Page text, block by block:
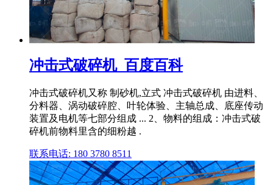
冲击式破碎机_百度百科
冲击式破碎机又称 制砂机,立式 冲击式破碎机 由进料、
分料器、涡动破碎腔、叶轮体验、主轴总成、底座传动
装置及电机等七部分组成 ... 2、物料的组成：冲击式破
碎机前物料里含的细粉越 .
联系电话: 180 3780 8511